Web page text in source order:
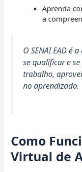
Aprenda
a
O SENAI EAD é
se qualificar e
trabalho,
no aprendizado.
Como
Virtual de